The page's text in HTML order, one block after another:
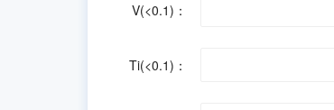
V(<0.1)：
Ti(<0.1)：